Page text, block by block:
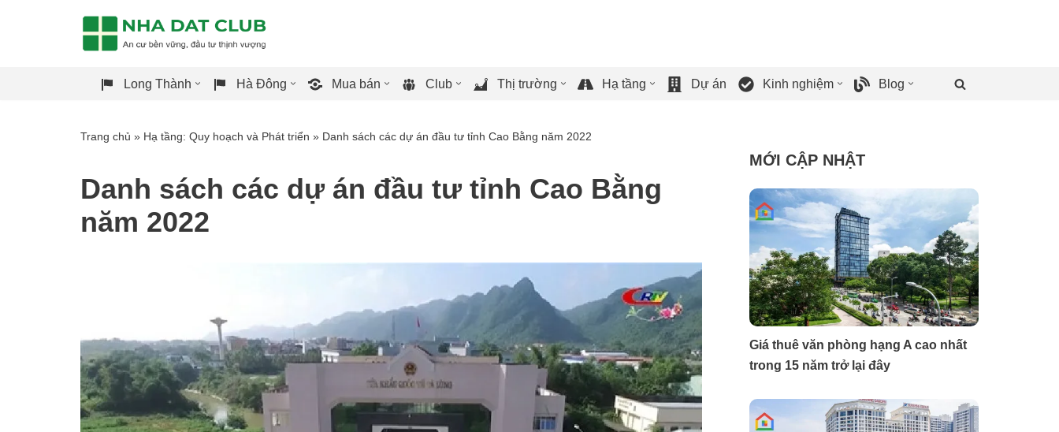
Long Thành Hà Đông Mua bán Club Thị trường Hạ tầng Dự án Kinh nghiệm Blog
Trang chủ » Hạ tầng: Quy hoạch và Phát triển » Danh sách các dự án đầu tư tỉnh Cao Bằng năm 2022
Danh sách các dự án đầu tư tỉnh Cao Bằng
năm 2022
MỚI CẬP NHẬT
Giá thuê văn phòng hạng A cao nhất
trong 15 năm trở lại đây